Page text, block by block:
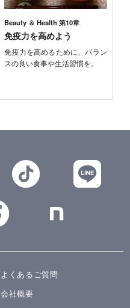
Beauty ＆ Health 第10章
免疫力を高めよう
免疫力を高めるために、バラン
スの良い食事や生活習慣を。
よくあるご質問
会社概要